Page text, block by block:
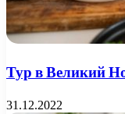
Тур в Великий
31.12.2022